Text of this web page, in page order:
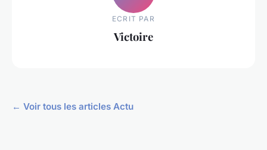
ECRIT PAR
Victoire
← Voir tous les articles Actu